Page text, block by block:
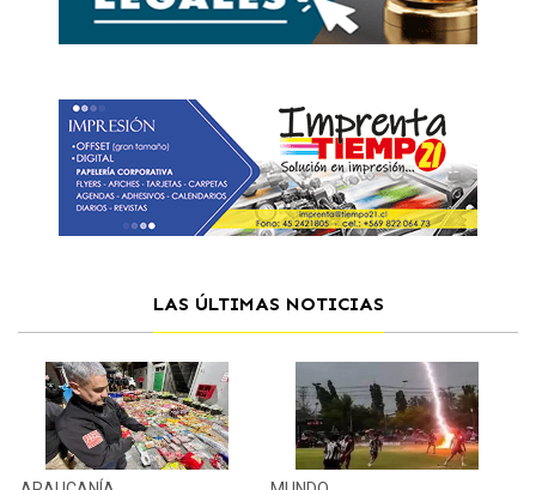
LAS ÚLTIMAS NOTICIAS